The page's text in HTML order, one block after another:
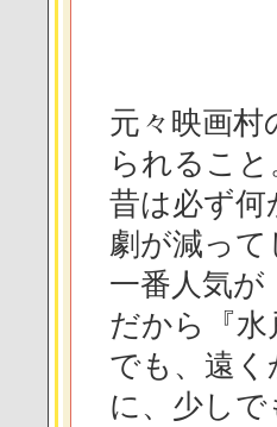
元々映画
られること
昔は必ず
劇が減っ
一番人気が
だから『
でも、遠
に、少し